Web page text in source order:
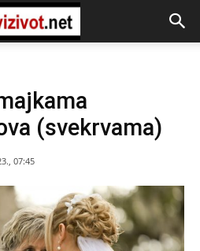
(svekrvama)
07:45